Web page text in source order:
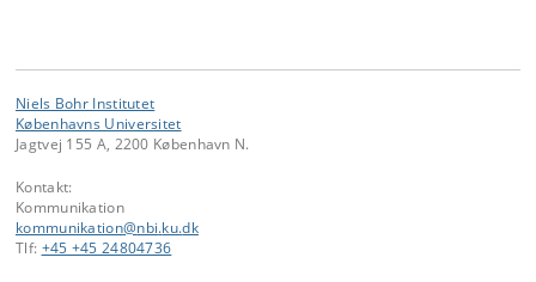
Niels Bohr Institutet
Københavns Universitet
Jagtvej 155 A, 2200 København N.
Kontakt:
Kommunikation
kommunikation@nbi.ku.dk
Tlf: +45 +45 24804736